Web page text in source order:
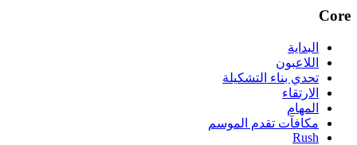
Core
البداية
اللاعبون
تحدي بناء التشكيلة
الارتقاء
المهام
مكافآت تقدم الموسم
Rush